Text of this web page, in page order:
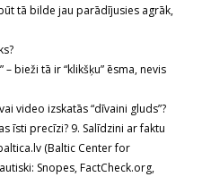
tā bilde jau parādījusies agrāk,
– bieži tā ir “klikšķu” ēsma, nevis
video izskatās “dīvaini gluds”?
īsti precīzi? 9. Salīdzini ar faktu
(Baltic Center for
Snopes, FactCheck.org,